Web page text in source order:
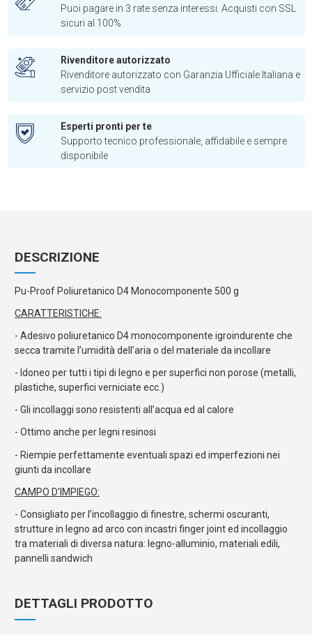
Puoi pagare in 3 rate senza interessi. Acquisti con SSL
sicuri al 100%
Rivenditore autorizzato
Rivenditore autorizzato con Garanzia Ufficiale Italiana e
servizio post vendita
Esperti pronti per te
Supporto tecnico professionale, affidabile e sempre
disponibile
DESCRIZIONE
Pu-Proof Poliuretanico D4 Monocomponente 500 g
CARATTERISTICHE:
- Adesivo poliuretanico D4 monocomponente igroindurente che
secca tramite l’umidità dell’aria o del materiale da incollare
- Idoneo per tutti i tipi di legno e per superfici non porose (metalli,
plastiche, superfici verniciate ecc.)
- Gli incollaggi sono resistenti all’acqua ed al calore
- Ottimo anche per legni resinosi
- Riempie perfettamente eventuali spazi ed imperfezioni nei
giunti da incollare
CAMPO D'IMPIEGO:
- Consigliato per l’incollaggio di finestre, schermi oscuranti,
strutture in legno ad arco con incastri finger joint ed incollaggio
tra materiali di diversa natura: legno-alluminio, materiali edili,
pannelli sandwich
DETTAGLI PRODOTTO